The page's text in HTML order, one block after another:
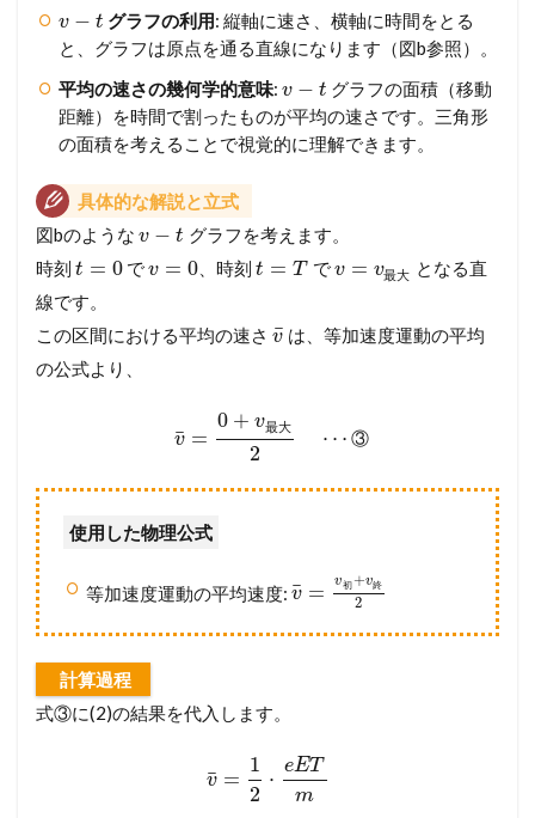
v − t グラフの利用: 縦軸に速さ、横軸に時間をとる
と、グラフは原点を通る直線になります（図b参照）。
平均の速さの幾何学的意味: v − t グラフの面積（移動
距離）を時間で割ったものが平均の速さです。三角形
の面積を考えることで視覚的に理解できます。
具体的な解説と立式
図bのような v − t グラフを考えます。
時刻 t = 0 でv = 0 、時刻t = T でv = v最大 となる直
線です。
この区間における平均の速さ v
¯ は、等加速度運動の平均
の公式より、
v
¯ =
0 + v最大
2
⋯ ③
使用した物理公式
等加速度運動の平均速度: v
¯ = v初 +v終
2
計算過程
式③に(2)の結果を代入します。
v
¯ =
1
2
⋅
eET
m